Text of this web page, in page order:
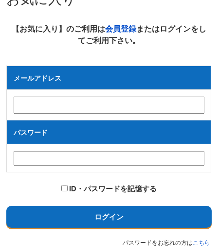
【お気に入り】のご利用は会員登録またはログインをし
てご利用下さい。
メールアドレス
パスワード
ID・パスワードを記憶する
ログイン
パスワードをお忘れの方はこちら